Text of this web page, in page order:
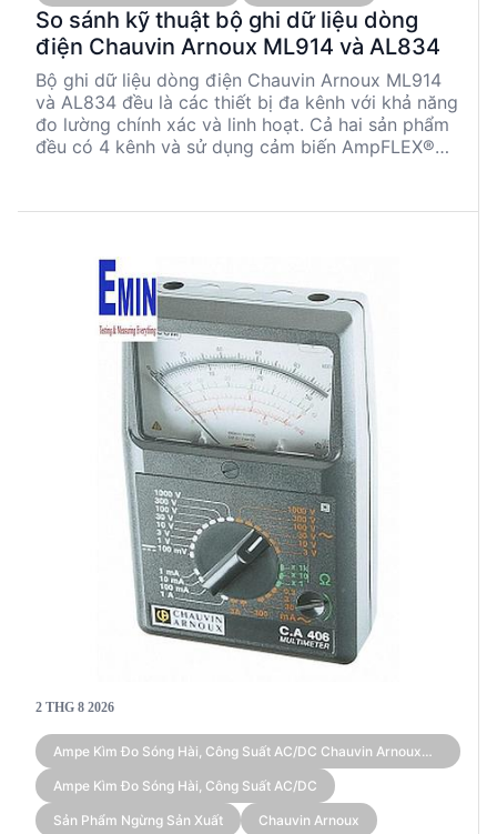
So sánh kỹ thuật bộ ghi dữ liệu dòng
điện Chauvin Arnoux ML914 và AL834
Bộ ghi dữ liệu dòng điện Chauvin Arnoux ML914
và AL834 đều là các thiết bị đa kênh với khả năng
đo lường chính xác và linh hoạt. Cả hai sản phẩm
đều có 4 kênh và sử dụng cảm biến AmpFLEX®
đều hỗ trợ giao tiếp Bluetooth và có thời gian ghi
lượng nhẹ hơn và kích thước dây dẫn điện tối đa
nhỏ hơn so với AL834.
2 THG 8 2026
Ampe Kìm Đo Sóng Hài, Công Suất AC/DC Chauvin Arnoux
Ampe Kìm Đo Sóng Hài, Công Suất AC/DC
Sản Phẩm Ngừng Sản Xuất Chauvin Arnoux